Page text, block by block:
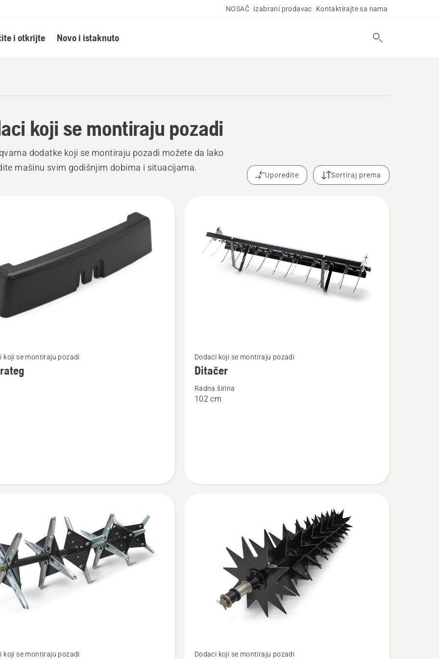
NOSAČ Izabrani prodavac Kontaktirajte sa nama
i otkrijte Novo i istaknuto
koji se montiraju pozadi
dodatke koji se montiraju pozadi možete da lako
mašinu svim godišnjim dobima i situacijama.
Uporedite Sortiraj prema
koji se montiraju pozadi
više
detalja
Dodaci koji se montiraju pozadi
Ditačer
Radna širina
102 cm
koji se montiraju pozadi Dodaci koji se montiraju pozadi